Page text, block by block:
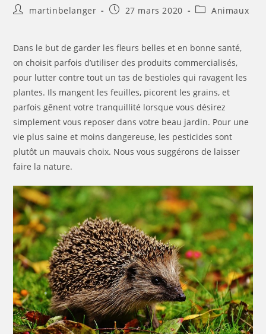
Auteur/autrice
publication :
martinbelanger
Publication
27 mars 2020
PostAnimaux
Dans le but de garder les fleurs belles et en bonne santé,
on choisit parfois d’utiliser des produits commercialisés,
pour lutter contre tout un tas de bestioles qui ravagent les
plantes. Ils mangent les feuilles, picorent les grains, et
parfois gênent votre tranquillité lorsque vous désirez
simplement vous reposer dans votre beau jardin. Pour une
vie plus saine et moins dangereuse, les pesticides sont
plutôt un mauvais choix. Nous vous suggérons de laisser
faire la nature.